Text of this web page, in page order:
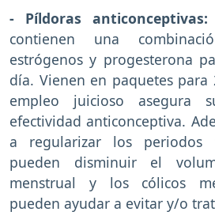
- Píldoras anticonceptivas:
contienen una
estrógenos y progesterona
día. Vienen en paquetes para
empleo juicioso asegura
efectividad anticonceptiva.
a regularizar los periodos
pueden disminuir el
menstrual y los cólicos
pueden ayudar a evitar y/o